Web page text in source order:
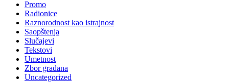
Promo
Radionice
Raznorodnost kao istrajnost
Saopštenja
Slučajevi
Tekstovi
Umetnost
Zbor građana
Uncategorized